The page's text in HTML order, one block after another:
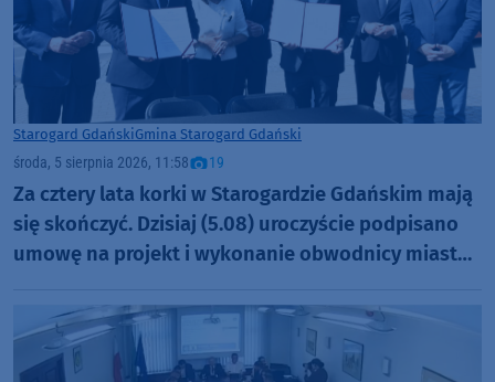
Starogard GdańskiGmina Starogard Gdański
środa, 5 sierpnia 2026, 11:58 19
Za cztery lata korki w Starogardzie Gdańskim mają
się skończyć. Dzisiaj (5.08) uroczyście podpisano
umowę na projekt i wykonanie obwodnicy miasta